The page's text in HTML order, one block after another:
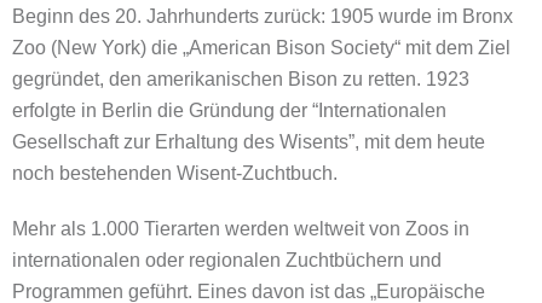
Beginn des 20. Jahrhunderts zurück: 1905 wurde im Bronx
Zoo (New York) die „American Bison Society“ mit dem Ziel
gegründet, den amerikanischen Bison zu retten. 1923
erfolgte in Berlin die Gründung der “Internationalen
Gesellschaft zur Erhaltung des Wisents”, mit dem heute
noch bestehenden Wisent-Zuchtbuch.
Mehr als 1.000 Tierarten werden weltweit von Zoos in
internationalen oder regionalen Zuchtbüchern und
Programmen geführt. Eines davon ist das „Europäische